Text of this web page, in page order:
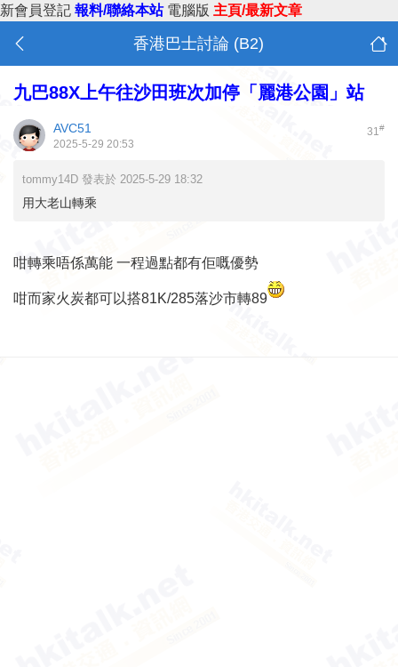
新會員登記 報料/聯絡本站 電腦版 主頁/最新文章
香港巴士討論 (B2)
九巴88X上午往沙田班次加停「麗港公園」站
31#
AVC51
2025-5-29 20:53
tommy14D 發表於 2025-5-29 18:32
用大老山轉乘
咁轉乘唔係萬能 一程過點都有佢嘅優勢
咁而家火炭都可以搭81K/285落沙市轉89